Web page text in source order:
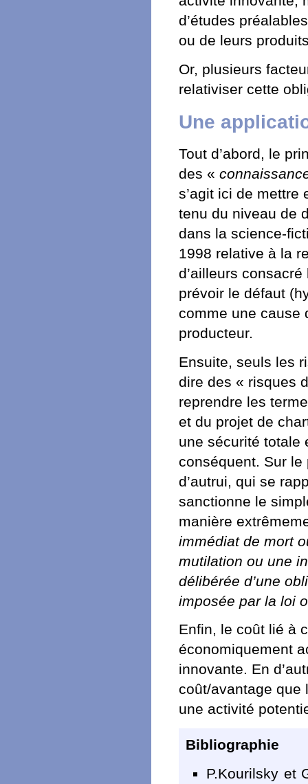
d’études
ou de leurs
Or, plusieurs
relativiser cette
Une
Tout d’abord, le
des «
s’agit ici de
tenu du niveau de
dans la science-
1998 relative à la
d’ailleurs
prévoir le défaut
comme une cause
producteur.
Ensuite, seuls les
dire des « risques
reprendre les
et du projet de
une sécurité totale
conséquent. Sur le
d’autrui, qui se
sanctionne le
manière
immédiat de mort
mutilation ou une
délibérée d’une
imposée par la loi
Enfin, le coût lié à
économiquement
innovante. En
coût/avantage que
une activité
Bibliographie
P.Kourilsky et